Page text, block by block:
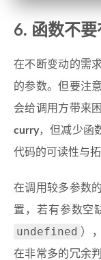
6. 函数不
在不断变动的需
的参数。但要注
会给调用方带来
curry，但减少函
代码的可读性与
在调用较多参数
置，若有参数空
undefined ）
在非常多的冗余